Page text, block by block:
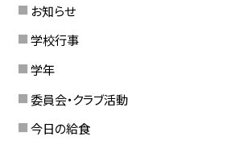
お知らせ
学校行事
学年
委員会・クラブ活動
今日の給食